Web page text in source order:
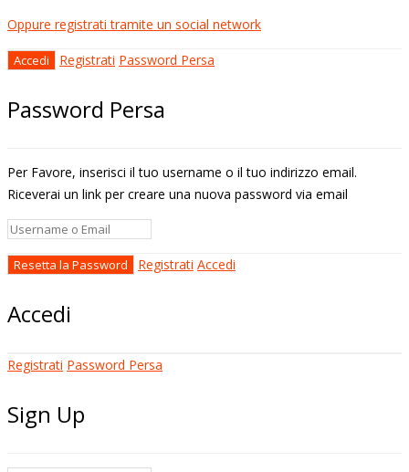
Oppure registrati tramite un social network
Registrati Password Persa
Password Persa
Per Favore, inserisci il tuo username o il tuo indirizzo email.
Riceverai un link per creare una nuova password via email
Registrati Accedi
Accedi
Registrati Password Persa
Sign Up